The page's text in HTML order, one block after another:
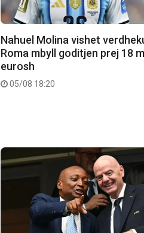
Nahuel Molina vishet
Roma mbyll goditjen prej 18
eurosh
05/08 18:20